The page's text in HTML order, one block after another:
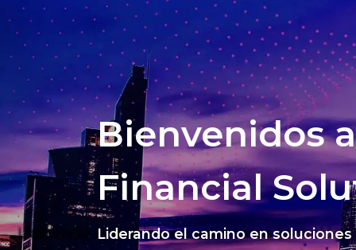
Bienvenidos a
Financial
Liderando el camino en